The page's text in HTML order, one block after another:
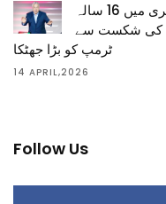
یورپ کی سیاست میں نیا موڑ: ہنگری میں 16 سالہ
کی شکست سے
ٹرمپ کو بڑا جھٹکا
14 APRIL,2026
Follow Us